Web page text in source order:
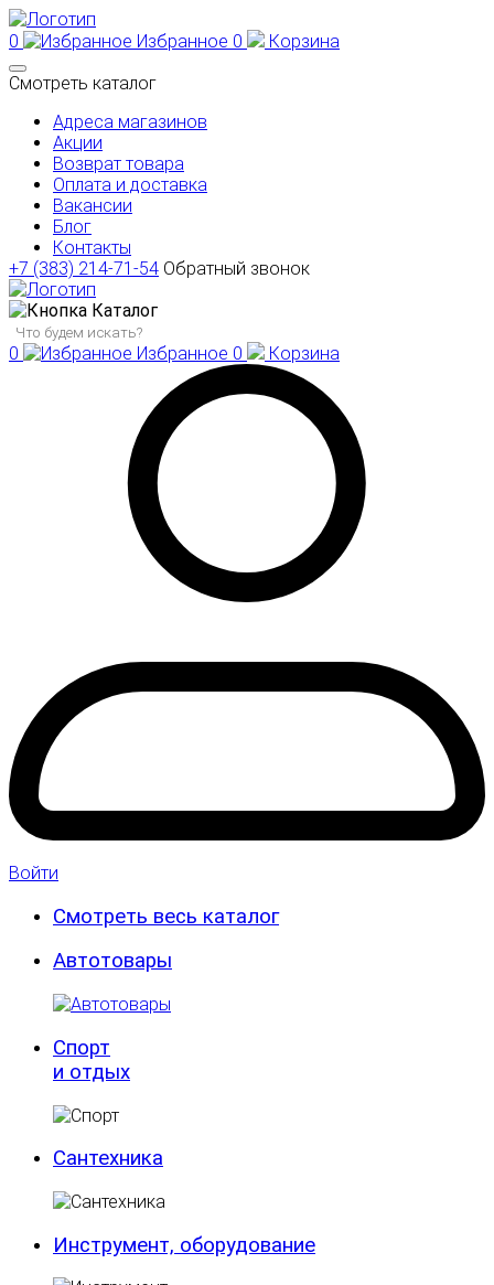
0 Избранное 0
Корзина
Смотреть каталог
Адреса магазинов
Акции
Возврат товара
Оплата и доставка
Вакансии
Блог
Контакты
+7 (383) 214-71-54 Обратный звонок
Каталог
0 Избранное 0 Корзина
Войти
Смотреть весь каталог
Автотовары
Спорт
и отдых
Сантехника
Инструмент, оборудование